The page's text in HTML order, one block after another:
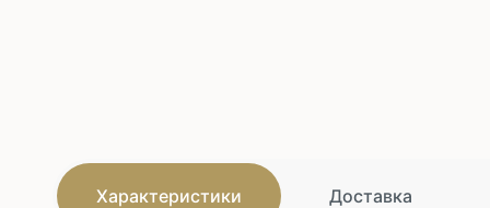
Характеристики Доставка